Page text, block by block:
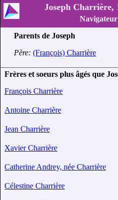
Joseph Charrière,
Parents de Joseph
Père: (François) Charrière
Frères et soeurs plus âgés que
François Charrière
Antoine Charrière
Jean Charrière
Xavier Charrière
Catherine Andrey, née Charrière
Célestine Charrière